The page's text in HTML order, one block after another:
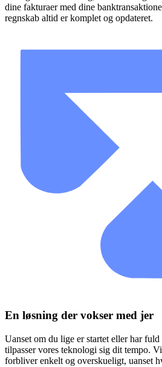
dine fakturaer med dine
regnskab altid er komplet og opdateret.
En løsning der vokser med jer
Uanset om du lige er startet eller har
tilpasser vores teknologi sig dit tempo.
forbliver enkelt og overskueligt, uanset